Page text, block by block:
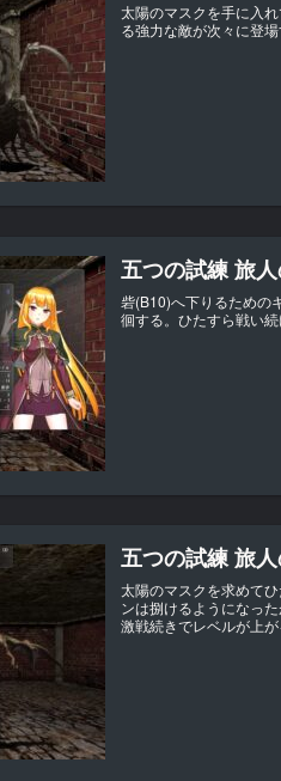
太陽のマスクを手に入
る強力な敵が次々に登場
五つの試練 旅
砦(B10)へ下りるための
徊する。ひたすら戦い
五つの試練 旅
太陽のマスクを求めて
ンは捌けるようになっ
激戦続きでレベルが上